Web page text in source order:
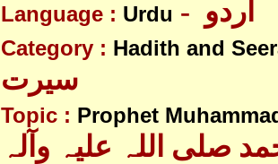
Language : Urdu
Category : Hadith and
سیرت
Topic : Prophet
صلی اللہ علیہ وآلہ